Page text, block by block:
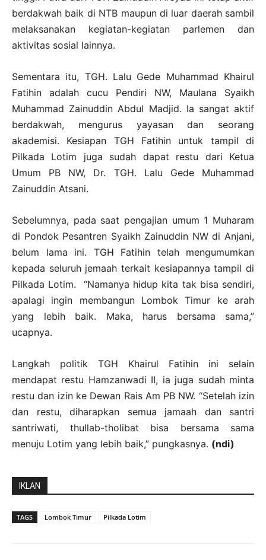
berdakwah baik di NTB maupun di luar daerah sambil
melaksanakan kegiatan-kegiatan parlemen dan
aktivitas sosial lainnya.
Sementara itu, TGH. Lalu Gede Muhammad Khairul
Fatihin adalah cucu Pendiri NW, Maulana Syaikh
Muhammad Zainuddin Abdul Madjid. Ia sangat aktif
berdakwah, mengurus yayasan dan seorang
akademisi. Kesiapan TGH Fatihin untuk tampil di
Pilkada Lotim juga sudah dapat restu dari Ketua
Umum PB NW, Dr. TGH. Lalu Gede Muhammad
Zainuddin Atsani.
Sebelumnya, pada saat pengajian umum 1 Muharam
di Pondok Pesantren Syaikh Zainuddin NW di Anjani,
belum lama ini. TGH Fatihin telah mengumumkan
kepada seluruh jemaah terkait kesiapannya tampil di
Pilkada Lotim. “Namanya hidup kita tak bisa sendiri,
apalagi ingin membangun Lombok Timur ke arah
yang lebih baik. Maka, harus bersama sama,”
ucapnya.
Langkah politik TGH Khairul Fatihin ini selain
mendapat restu Hamzanwadi II, ia juga sudah minta
restu dan izin ke Dewan Rais Am PB NW. “Setelah izin
dan restu, diharapkan semua jamaah dan santri
santriwati, thullab-tholibat bisa bersama sama
menuju Lotim yang lebih baik,” pungkasnya. (ndi)
IKLAN
TAGS Lombok Timur Pilkada Lotim